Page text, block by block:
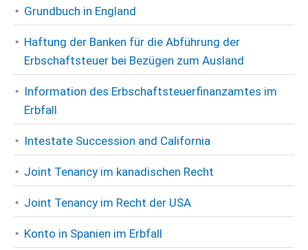
Grundbuch in England
Haftung der Banken für die Abführung der
Erbschaftsteuer bei Bezügen zum Ausland
Information des Erbschaftsteuerfinanzamtes im
Erbfall
Intestate Succession and California
Joint Tenancy im kanadischen Recht
Joint Tenancy im Recht der USA
Konto in Spanien im Erbfall